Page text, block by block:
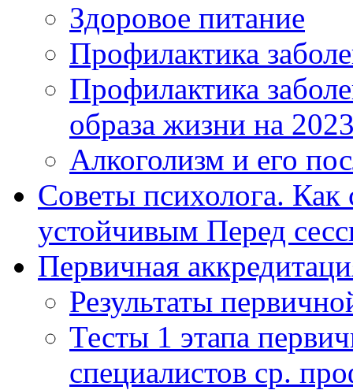
Здоровое питание
Профилактика
Профилактика
образа жизни на
Алкоголизм и его
Советы психолога. Как
устойчивым Перед
Первичная
Результаты
Тесты 1 этапа
специалистов ср.